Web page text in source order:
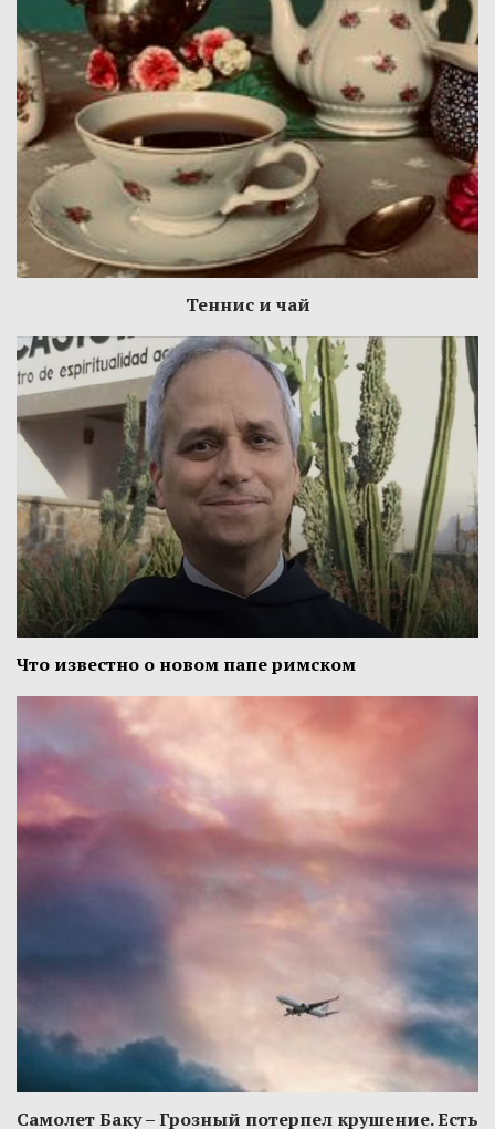
Теннис и чай
Что известно о новом папе римском
Самолет Баку – Грозный потерпел крушение. Есть